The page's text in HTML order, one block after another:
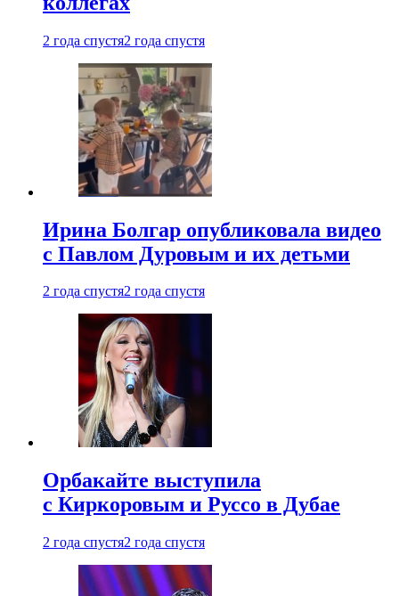
2 года спустя2 года спустя
Ирина Болгар опубликовала видео
с Павлом Дуровым и их детьми
2 года спустя2 года спустя
Орбакайте выступила
с Киркоровым и Руссо в Дубае
2 года спустя2 года спустя